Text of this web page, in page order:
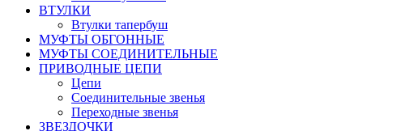
ВТУЛКИ
Втулки тапербуш
МУФТЫ ОБГОННЫЕ
МУФТЫ СОЕДИНИТЕЛЬНЫЕ
ПРИВОДНЫЕ ЦЕПИ
Цепи
Соединительные звенья
Переходные звенья
ЗВЕЗДОЧКИ